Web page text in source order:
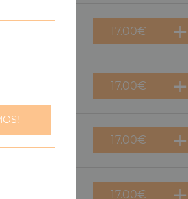
17.00€
17.00€
17.00€
17.00€